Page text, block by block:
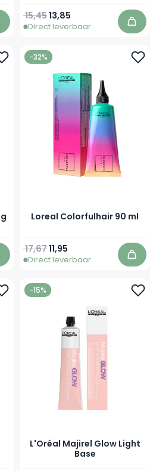
winkelwagen
Speciale prijs
13,85
Normale prijs
15,45
Direct leverbaar In
winkelwagen
-32%
Loreal Colorfulhair 90 ml
Vanaf
11,95
Normale prijs
17,67
Direct leverbaar In
-15%
L'Oréal Majirel Glow Light
Base